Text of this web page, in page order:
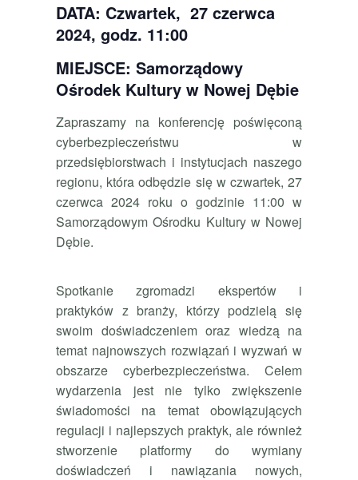
DATA: Czwartek, 27 czerwca
2024, godz. 11:00
MIEJSCE: Samorządowy
Ośrodek Kultury w Nowej Dębie
Zapraszamy na konferencję poświęconą
cyberbezpieczeństwu w
przedsiębiorstwach i instytucjach naszego
regionu, która odbędzie się w czwartek, 27
czerwca 2024 roku o godzinie 11:00 w
Samorządowym Ośrodku Kultury w Nowej
Dębie.
Spotkanie zgromadzi ekspertów i
praktyków z branży, którzy podzielą się
swoim doświadczeniem oraz wiedzą na
temat najnowszych rozwiązań i wyzwań w
obszarze cyberbezpieczeństwa. Celem
wydarzenia jest nie tylko zwiększenie
świadomości na temat obowiązujących
regulacji i najlepszych praktyk, ale również
stworzenie platformy do wymiany
doświadczeń i nawiązania nowych,